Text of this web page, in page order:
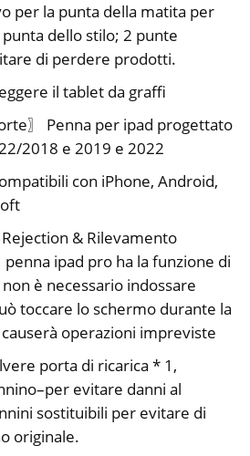
per la punta della matita per
dello stilo; 2 punte
di perdere prodotti.
il tablet da graffi
〗 Penna per ipad progettato
2018 e 2019 e 2022
con iPhone, Android,
& Rilevamento
penna ipad pro ha la funzione di
è necessario indossare
toccare lo schermo durante la
operazioni impreviste
porta di ricarica * 1,
evitare danni al
sostituibili per evitare di
originale.